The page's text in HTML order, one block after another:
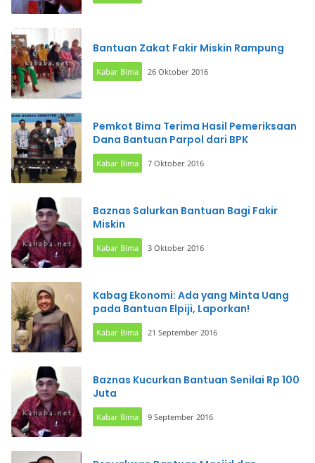
Bantuan Zakat Fakir Miskin Rampung
Kabar Bima 26 Oktober 2016
Pemkot Bima Terima Hasil Pemeriksaan
Dana Bantuan Parpol dari BPK
Kabar Bima 7 Oktober 2016
Baznas Salurkan Bantuan Bagi Fakir
Miskin
Kabar Bima 3 Oktober 2016
Kabag Ekonomi: Ada yang Minta Uang
pada Bantuan Elpiji, Laporkan!
Kabar Bima 21 September 2016
Baznas Kucurkan Bantuan Senilai Rp 100
Juta
Kabar Bima 9 September 2016